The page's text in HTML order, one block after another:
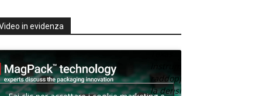
in evidenza
Texas
raddoppia
la densità